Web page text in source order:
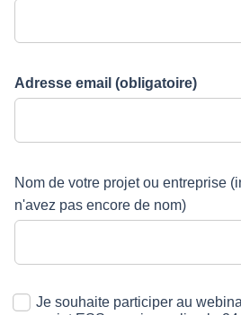
Adresse email (obligatoire)
Nom de votre projet ou entreprise
n'avez pas encore de nom)
Je souhaite participer au